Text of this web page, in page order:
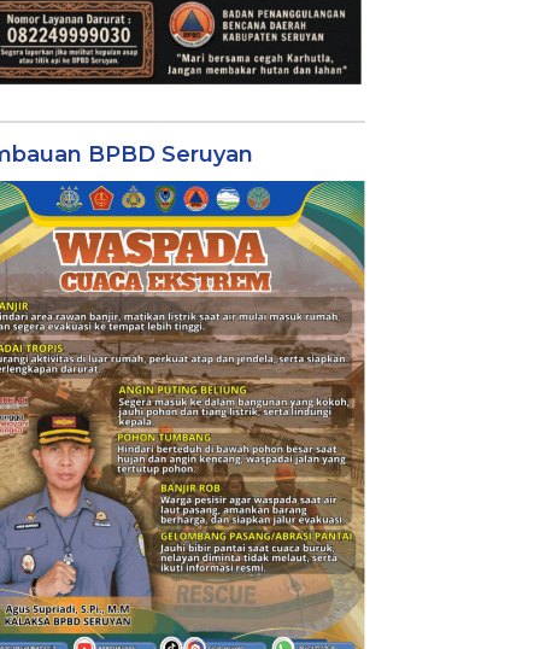
BPBD Seruyan